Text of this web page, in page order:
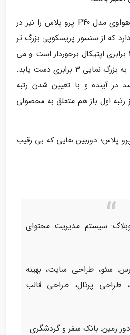
جالب تر اینجاست که هواوی مدل P40 پرو پلاس را نیز در
که از سنسور پریسکوپی بزرگ تر
با قابلیت بزرگ نمایی 10 برابری اپتیکال برخوردار است و می
تواند با دوربین تله فوتو به بزرگ نمایی 3 برابری دست یابد.
در آینده و با تعیین شدن رتبه
اولترا نیز رتبه اول باز هم متعلق به محصولی
هواوی P40 پرو و P40 پرو پلاس؛ دوربین هایی که بی رقیب
سیستم مدیریت محتوای
سئو، طراحی سایت، بهینه
پرتال، طراحی قالب
زمین: بانک سفر و گردشگری